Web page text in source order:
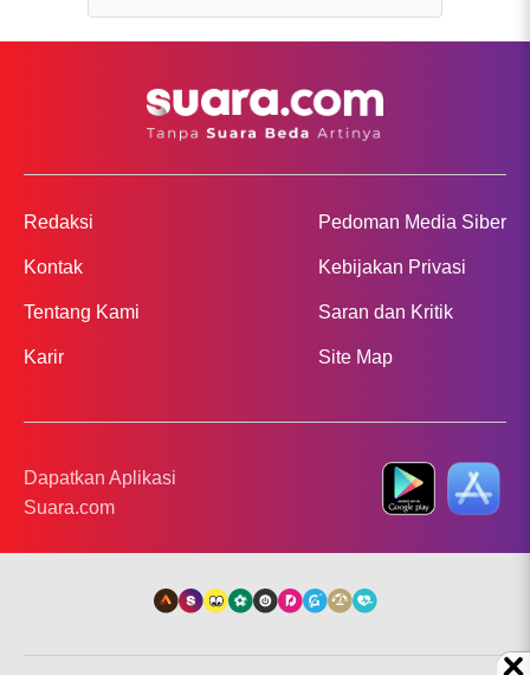
Redaksi
Kontak
Tentang Kami
Karir
Pedoman Media Siber
Kebijakan Privasi
Saran dan Kritik
Site Map
Dapatkan Aplikasi
Suara.com